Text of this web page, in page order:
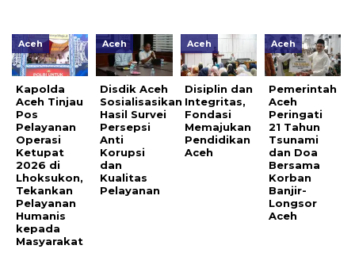
Aceh
Kapolda
Aceh Tinjau
Pos
Pelayanan
Operasi
Ketupat
2026 di
Lhoksukon,
Tekankan
Pelayanan
Humanis
kepada
Masyarakat
Aceh
Disdik Aceh
Sosialisasikan
Hasil Survei
Persepsi
Anti
Korupsi
dan
Kualitas
Pelayanan
Aceh
Disiplin dan
Integritas,
Fondasi
Memajukan
Pendidikan
Aceh
Aceh
Pemerintah
Aceh
Peringati
21 Tahun
Tsunami
dan Doa
Bersama
Korban
Banjir-
Longsor
Aceh